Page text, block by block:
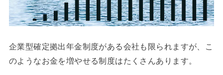
企業型確定拠出年金制度がある会社も限られますが、こ
のようなお金を増やせる制度はたくさんあります。